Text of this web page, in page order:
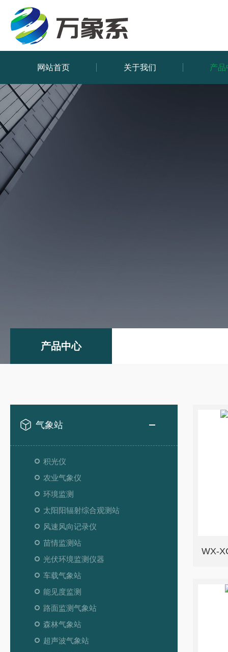
网站首页 关于我们 产品
产品中心
气象站
积光仪
农业气象仪
环境监测
太阳阳辐射综合观测站
风速风向记录仪
苗情监测站
光伏环境监测仪器
车载气象站
能见度监测
路面监测气象站
森林气象站
超声波气象站
WX-